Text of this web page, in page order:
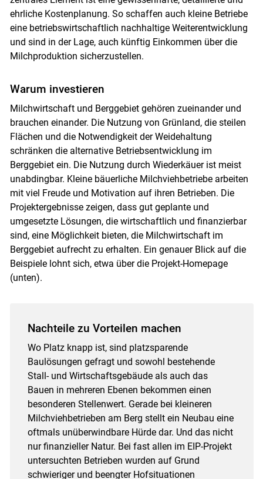
ehrliche Kostenplanung. So schaffen auch kleine Betriebe
eine betriebswirtschaftlich nachhaltige Weiterentwicklung
und sind in der Lage, auch künftig Einkommen über die
Milchproduktion sicherzustellen.
Warum investieren
Milchwirtschaft und Berggebiet gehören zueinander und
brauchen einander. Die Nutzung von Grünland, die steilen
Flächen und die Notwendigkeit der Weidehaltung
schränken die alternative Betriebsentwicklung im
Berggebiet ein. Die Nutzung durch Wiederkäuer ist meist
unabdingbar. Kleine bäuerliche Milchviehbetriebe arbeiten
mit viel Freude und Motivation auf ihren Betrieben. Die
Projektergebnisse zeigen, dass gut geplante und
umgesetzte Lösungen, die wirtschaftlich und finanzierbar
sind, eine Möglichkeit bieten, die Milchwirtschaft im
Berggebiet aufrecht zu erhalten. Ein genauer Blick auf die
Beispiele lohnt sich, etwa über die Projekt-Homepage
(unten).
Nachteile zu Vorteilen machen
Wo Platz knapp ist, sind platzsparende
Baulösungen gefragt und sowohl bestehende
Stall- und Wirtschaftsgebäude als auch das
Bauen in mehreren Ebenen bekommen einen
besonderen Stellenwert. Gerade bei kleineren
Milchviehbetrieben am Berg stellt ein Neubau eine
oftmals unüberwindbare Hürde dar. Und das nicht
nur finanzieller Natur. Bei fast allen im EIP-Projekt
untersuchten Betrieben wurden auf Grund
schwieriger und beengter Hofsituationen